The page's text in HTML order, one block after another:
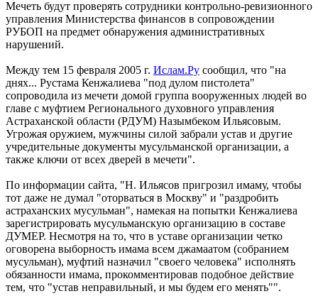
Мечеть будут проверять сотрудники контрольно-ревизионного
управления Министерства финансов в сопровождении
РУБОП на предмет обнаружения административных
нарушений.
Между тем 15 февраля 2005 г. Ислам.Ру сообщил, что "на
днях... Рустама Кенжалиева "под дулом пистолета"
сопроводила из мечети домой группа вооруженных людей во
главе с муфтием Регионального духовного управления
Астраханской области (РДУМ) Назымбеком Ильясовым.
Угрожая оружием, мужчины силой забрали устав и другие
учредительные документы мусульманской организации, а
также ключи от всех дверей в мечети".
По информации сайта, "Н. Ильясов пригрозил имаму, чтобы
тот даже не думал "оторваться в Москву" и "раздробить
астраханских мусульман", намекая на попытки Кенжалиева
зарегистрировать мусульманскую организацию в составе
ДУМЕР. Несмотря на то, что в уставе организации четко
оговорена выборность имама всем джамаатом (собранием
мусульман), муфтий назначил "своего человека" исполнять
обязанности имама, прокомментировав подобное действие
тем, что "устав неправильный, и мы будем его менять"".